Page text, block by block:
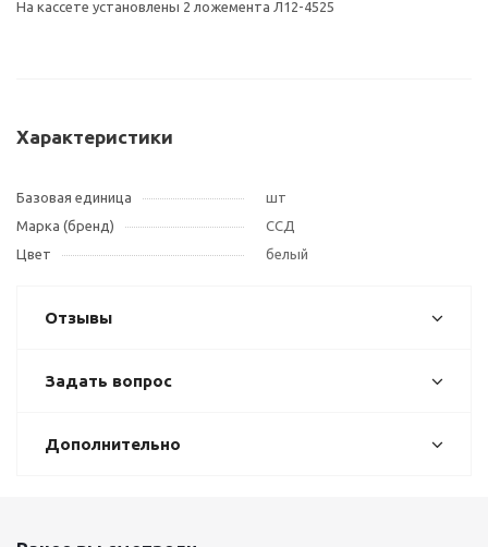
На кассете установлены 2 ложемента Л12-4525
Характеристики
Базовая единица
шт
Марка (бренд)
ССД
Цвет
белый
Отзывы
Задать вопрос
Дополнительно